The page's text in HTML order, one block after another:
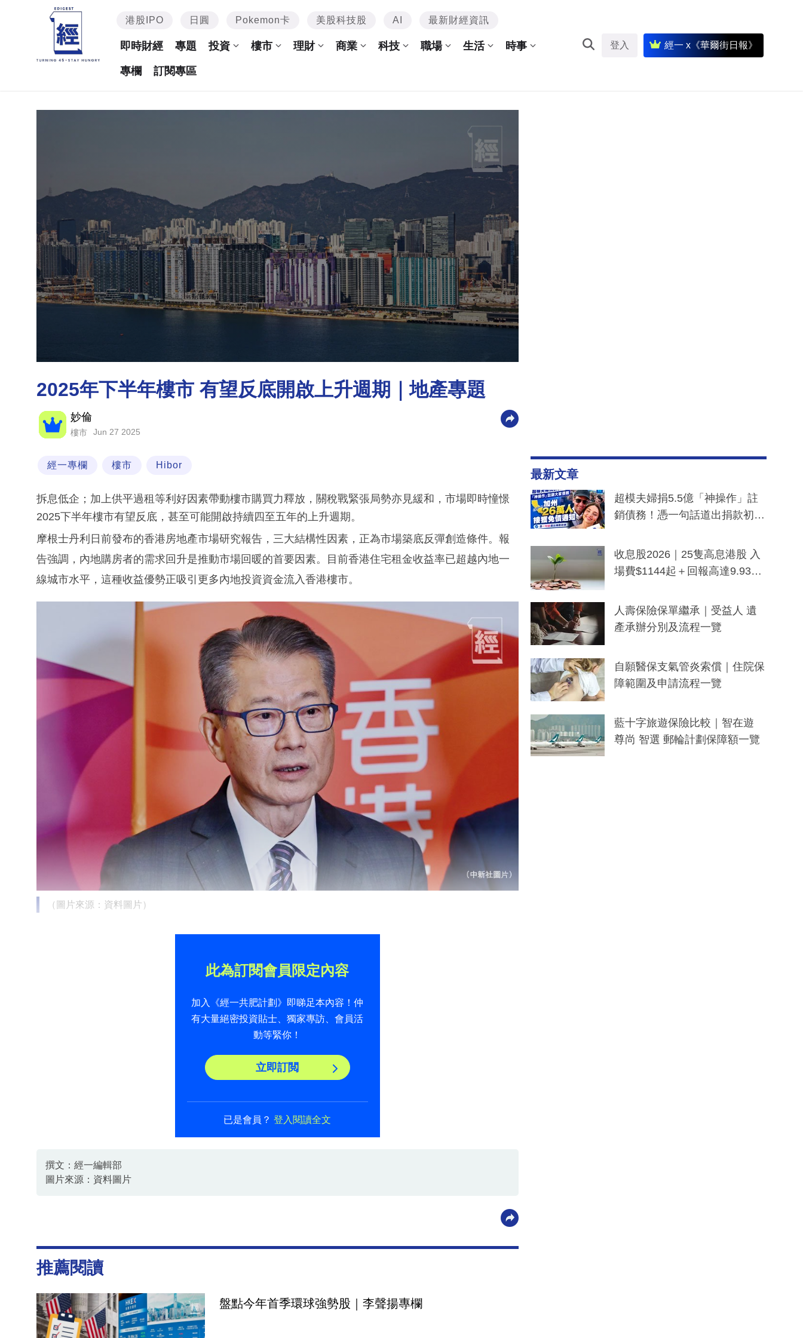
港股IPO 日圓 Pokemon卡 美股科技股 AI 最新財經資訊
即時財經 專題 投資 樓市 理財 商業 科技 職場 生活 時事
專欄 訂閱專區
登入 經一 x《華爾街日報》
2025年下半年樓市 有望反底開啟上升週期｜地產專題
妙倫
樓市 Jun 27 2025
經一專欄 樓市 Hibor
拆息低企；加上供平過租等利好因素帶動樓市購買力釋放，關稅戰緊張局勢亦見緩和，市場即時憧憬
2025下半年樓市有望反底，甚至可能開啟持續四至五年的上升週期。
摩根士丹利日前發布的香港房地產市場研究報告，三大結構性因素，正為市場築底反彈創造條件。報
告強調，內地購房者的需求回升是推動市場回暖的首要因素。目前香港住宅租金收益率已超越內地一
線城市水平，這種收益優勢正吸引更多內地投資資金流入香港樓市。
（圖片來源：資料圖片）
此為訂閱會員限定內容
加入《經一共肥計劃》即睇足本內容！仲
有大量絕密投資貼士、獨家專訪、會員活
動等緊你！
立即訂閲
已是會員？登入閱讀全文
撰文：經一編輯部
圖片來源：資料圖片
推薦閱讀
盤點今年首季環球強勢股｜李聲揚專欄
最新文章
超模夫婦捐5.5億「神操作」註
銷債務！憑一句話道出捐款初
一度被誤當詐騙手段
收息股2026｜25隻高息港股 入
場費$1144起＋回報高達9.93
人壽保險保單繼承｜受益人 遺
產承辦分別及流程一覽
自願醫保支氣管炎索償｜住院保
障範圍及申請流程一覽
藍十字旅遊保險比較｜智在遊
尊尚 智選 郵輪計劃保障額一覽